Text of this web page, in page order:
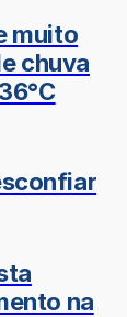
muito
chuva
na